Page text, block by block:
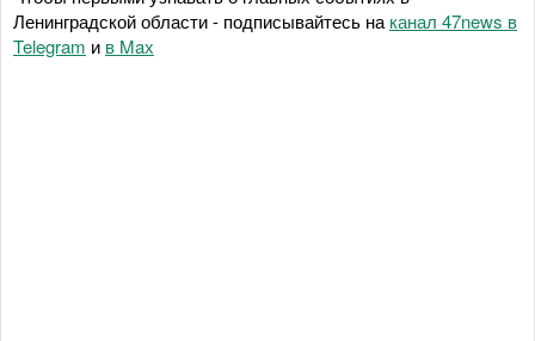
Ленинградской области - подписывайтесь на канал 47news в
Telegram и в Maх